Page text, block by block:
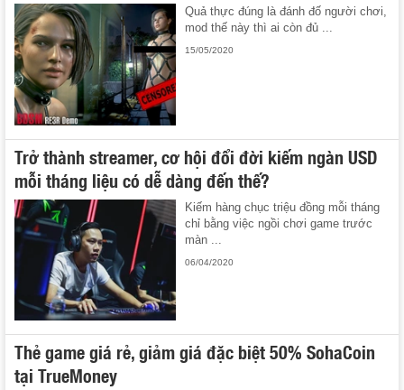
Quả thực đúng là đánh đố người chơi,
mod thế này thì ai còn đủ ...
15/05/2020
Trở thành streamer, cơ hội đổi đời kiếm ngàn USD
mỗi tháng liệu có dễ dàng đến thế?
Kiếm hàng chục triệu đồng mỗi tháng
chỉ bằng việc ngồi chơi game trước
màn ...
06/04/2020
Thẻ game giá rẻ, giảm giá đặc biệt 50% SohaCoin
tại TrueMoney